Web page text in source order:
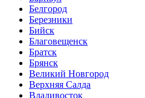
Белгород
Березники
Бийск
Благовещенск
Братск
Брянск
Великий Новгород
Верхняя Салда
Владивосток